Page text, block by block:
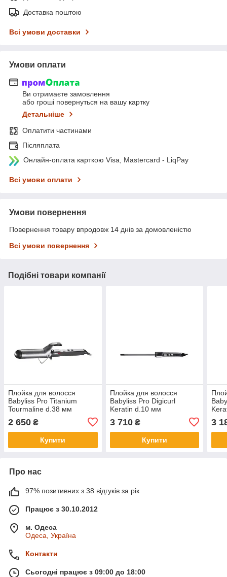
Доставка поштою
Всі умови доставки
Умови оплати
Ви отримаєте замовлення
або гроші повернуться на вашу картку
Детальніше
Оплатити частинами
Післяплата
Онлайн-оплата карткою Visa, Mastercard - LiqPay
Всі умови оплати
Умови повернення
Повернення товару впродовж 14 днів за домовленістю
Всі умови повернення
Подібні товари компанії
Плойка для волосся
Babyliss Pro Titanium
Tourmaline d.38 мм
2 650 ₴
Купити
Плойка для волосся
Babyliss Pro Digicurl
Keratin d.10 мм
3 710₴
Купити
3
Про нас
97% позитивних з 38 відгуків за рік
Працює з 30.10.2012
м. Одеса
Одеса, Україна
Контакти
Сьогодні працює з 09:00 до 18:00